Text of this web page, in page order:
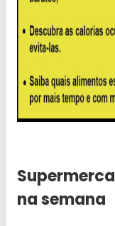
na semana